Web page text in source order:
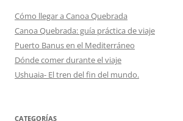
Cómo llegar a Canoa Quebrada
Canoa Quebrada: guía práctica de viaje
Puerto Banus en el Mediterráneo
Dónde comer durante el viaje
Ushuaia- El tren del fin del mundo.
CATEGORÍAS